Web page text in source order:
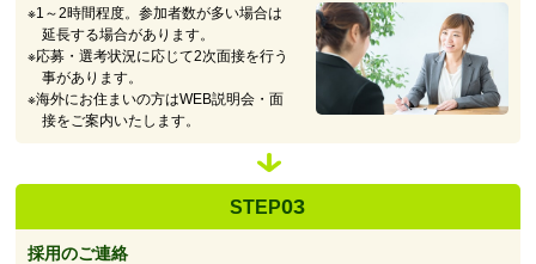
※1～2時間程度。参加者数が多い場合は
延長する場合があります。
※応募・選考状況に応じて2次面接を行う
事があります。
※海外にお住まいの方はWEB説明会・面
接をご案内いたします。
STEP03
採用のご連絡